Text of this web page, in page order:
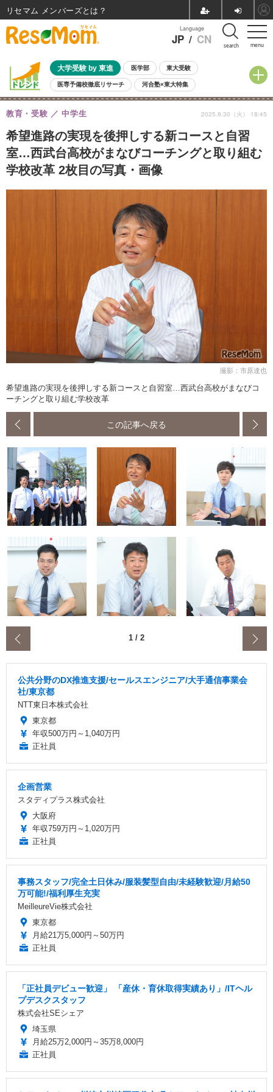
menu
Language
JP / CN search
大学受験 by 東進 医学部 東大受験
医専予備校徹底リサーチ 河合塾×東大特集
親子で考える大学選び 高校受験 中学受験 小学校受験
共通テスト 夏休み
8月開催イベント・WS 全国公立高校 過去問 人気記事
自由研究教材（小学生向け） 自由研究教材（中学生向け） ランキング
希望進路の実現を後押しする新コースと自習
室…西武台高校がまなびコーチングと取り組む
学校改革 2枚目の写真・画像
教育・受験 中学生 2025.9.30（火） 18:45
撮影：市原達也
希望進路の実現を後押しする新コースと自習室…西武台高校がまなびコ
ーチングと取り組む学校改革
この記事へ戻る
1 / 2
公共分野のDX推進支援/セールスエンジニア/大手通信事業会
社/東京都
NTT東日本株式会社
東京都
年収500万円～1,040万円
正社員
企画営業
スタディプラス株式会社
大阪府
年収759万円～1,020万円
正社員
事務スタッフ/完全土日休み/服装髪型自由/未経験歓迎/月給50
万可能!/福利厚生充実
MeilleureVie株式会社
東京都
月給21万5,000円～50万円
正社員
「正社員デビュー歓迎」 「産休・育休取得実績あり」/ITヘル
プデスクスタッフ
株式会社SEシェア
埼玉県
月給25万2,000円～35万8,000円
正社員
リセマム メンバーズ